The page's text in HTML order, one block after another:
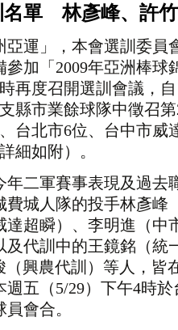
名單 林彥峰、許
亞運」，本會選訓委員
參加「2009年亞洲棒球
時再度召開選訓會議，
支縣市業餘球隊中徵召第
台北市6位、台中市威
細如附）。
二軍賽事表現及過去
費城人隊的投手林彥峰
達超瞬）、李明進（中
及代訓中的王鏡銘（統
（興農代訓）等人，皆
週五（5/29）下午4時於
員會合。